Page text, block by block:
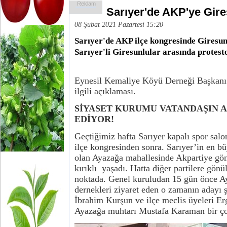
Reklam
Sarıyer'de AKP'ye
08 Şubat 2021 Pazartesi 15:20
Sarıyer'de AKP ilçe kongresinde
Sarıyer'li Giresunlular arasında
Eynesil Kemaliye Köyü Derneği
ilgili açıklaması.
SİYASET KURUMU VATANDAŞIN
EDİYOR!
Geçtiğimiz hafta Sarıyer kapalı spor
ilçe kongresinden sonra. Sarıyer’in en
olan Ayazağa mahallesinde Akpartiye
kırıklı yaşadı. Hatta diğer partilere
noktada. Genel kuruludan 15 gün önce
dernekleri ziyaret eden o zamanın
İbrahim Kurşun ve ilçe meclis üyeleri
Ayazağa muhtarı Mustafa Karaman bir